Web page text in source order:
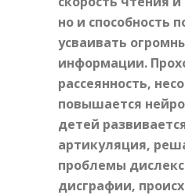
но и способность
усваивать
информации.
рассеянность,
повышается
детей
артикуляция,
проблемы
дисграфии,